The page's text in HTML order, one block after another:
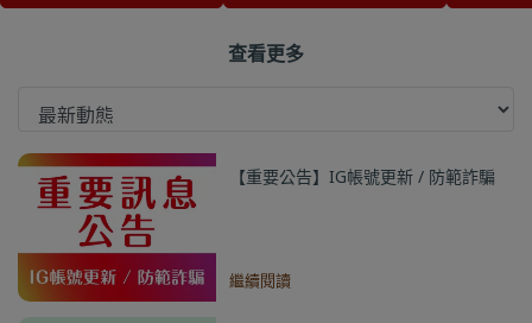
查看更多
【重要公告】IG帳號更新 / 防範詐騙
繼續閱讀